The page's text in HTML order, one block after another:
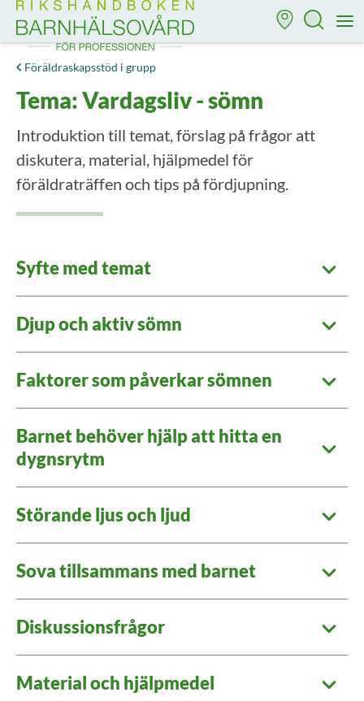
Till startsidan för Rikshandboken i barnhälsovård
Föräldraskapsstöd i grupp
Tema: Vardagsliv - sömn
Introduktion till temat, förslag på frågor att
diskutera, material, hjälpmedel för
föräldraträffen och tips på fördjupning.
Syfte med temat
Djup och aktiv sömn
Faktorer som påverkar sömnen
Barnet behöver hjälp att hitta en
dygnsrytm
Störande ljus och ljud
Sova tillsammans med barnet
Diskussionsfrågor
Material och hjälpmedel